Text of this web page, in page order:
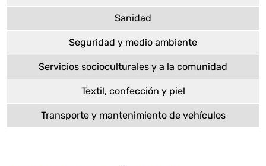
Sanidad
Seguridad y medio ambiente
Servicios socioculturales y a la comunidad
Textil, confección y piel
Transporte y mantenimiento de vehículos